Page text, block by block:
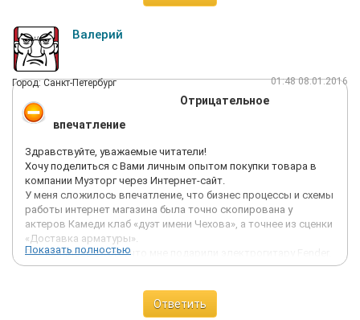
Валерий
Город: Санкт-Петербург 01:48 08.01.2016
Отрицательное
впечатление
Здравствуйте, уважаемые читатели!
Хочу поделиться с Вами личным опытом покупки товара в
компании Музторг через Интернет-сайт.
У меня сложилось впечатление, что бизнес процессы и схемы
работы интернет магазина была точно скопирована у
актеров Камеди клаб «дуэт имени Чехова», а точнее из сценки
«Доставка арматуры».
Всё началось с того, что мне подарили электрогитару Fender.
Я «прошерстил» Интернет и выяснил самую адекватную цену
FENDER BLACK/RED LOGO 757, 00
SENNHEISER HD 201 1 290, 00
Показать полностью
Ответить